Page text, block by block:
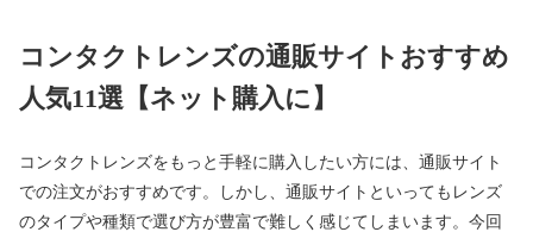
コンタクトレンズの通販サイトおすすめ
人気11選【ネット購入に】
コンタクトレンズをもっと手軽に購入したい方には、通販サイト
での注文がおすすめです。しかし、通販サイトといってもレンズ
のタイプや種類で選び方が豊富で難しく感じてしまいます。今回